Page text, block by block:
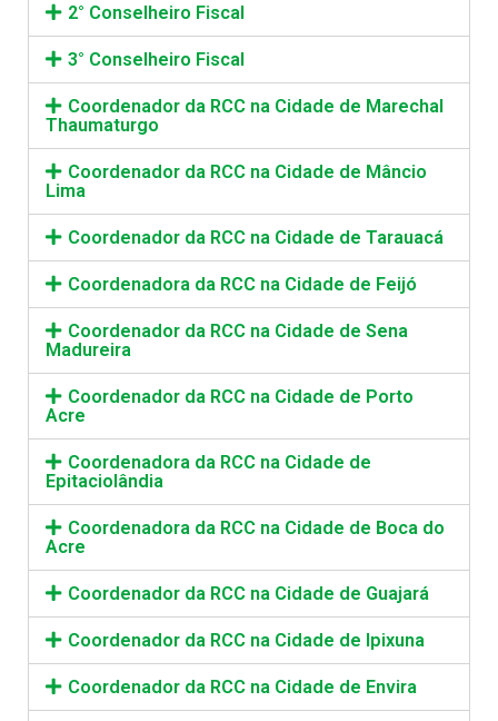
2° Conselheiro Fiscal
3° Conselheiro Fiscal
Coordenador da RCC na Cidade de Marechal
Thaumaturgo
Coordenador da RCC na Cidade de Mâncio
Lima
Coordenador da RCC na Cidade de Tarauacá
Coordenadora da RCC na Cidade de Feijó
Coordenador da RCC na Cidade de Sena
Madureira
Coordenador da RCC na Cidade de Porto
Acre
Coordenadora da RCC na Cidade de
Epitaciolândia
Coordenadora da RCC na Cidade de Boca do
Acre
Coordenador da RCC na Cidade de Guajará
Coordenador da RCC na Cidade de Ipixuna
Coordenador da RCC na Cidade de Envira